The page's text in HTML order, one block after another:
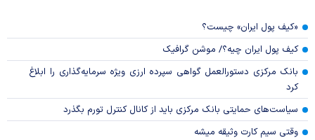
«کیف پول ایران» چیست؟
کیف پول ایران چیه؟/ موشن گرافیک
بانک مرکزی دستورالعمل گواهی سپرده ارزی ویژه سرمایه‌گذاری را ابلاغ
کرد
سیاست‌های حمایتی بانک مرکزی باید از کانال کنترل تورم بگذرد
وقتی سیم کارت وثیقه میشه